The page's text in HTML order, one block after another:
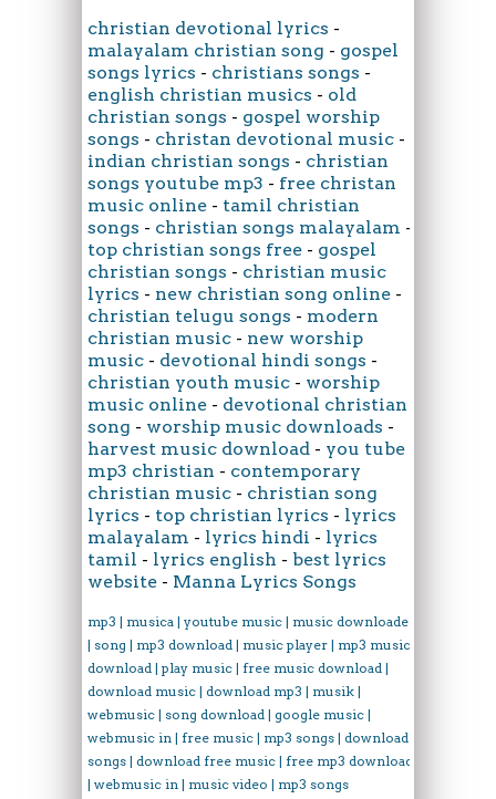
christian devotional lyrics -
malayalam christian song - gospel
songs lyrics - christians songs -
english christian musics - old
christian songs - gospel worship
songs - christan devotional music -
indian christian songs - christian
songs youtube mp3 - free christan
music online - tamil christian
songs - christian songs malayalam -
top christian songs free - gospel
christian songs - christian music
lyrics - new christian song online -
christian telugu songs - modern
christian music - new worship
music - devotional hindi songs -
christian youth music - worship
music online - devotional christian
song - worship music downloads -
harvest music download - you tube
mp3 christian - contemporary
christian music - christian song
lyrics - top christian lyrics - lyrics
malayalam - lyrics hindi - lyrics
tamil - lyrics english - best lyrics
website - Manna Lyrics Songs
mp3 | musica | youtube music | music downloader
| song | mp3 download | music player | mp3 music
download | play music | free music download |
download music | download mp3 | musik |
webmusic | song download | google music |
webmusic in | free music | mp3 songs | download
songs | download free music | free mp3 download
| webmusic in | music video | mp3 songs